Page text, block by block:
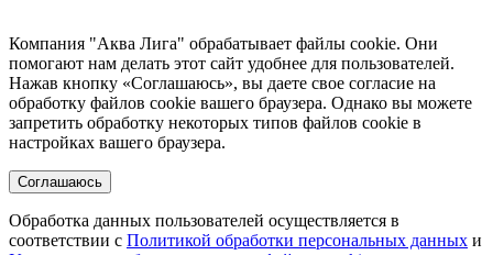
Компания "Аква Лига" обрабатывает файлы cookie. Они
помогают нам делать этот сайт удобнее для пользователей.
Нажав кнопку «Соглашаюсь», вы даете свое согласие на
обработку файлов cookie вашего браузера. Однако вы можете
запретить обработку некоторых типов файлов cookie в
настройках вашего браузера.
Соглашаюсь
Обработка данных пользователей осуществляется в
соответствии с Политикой обработки персональных данных и